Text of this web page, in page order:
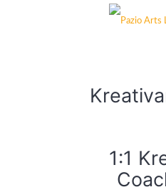
1:1